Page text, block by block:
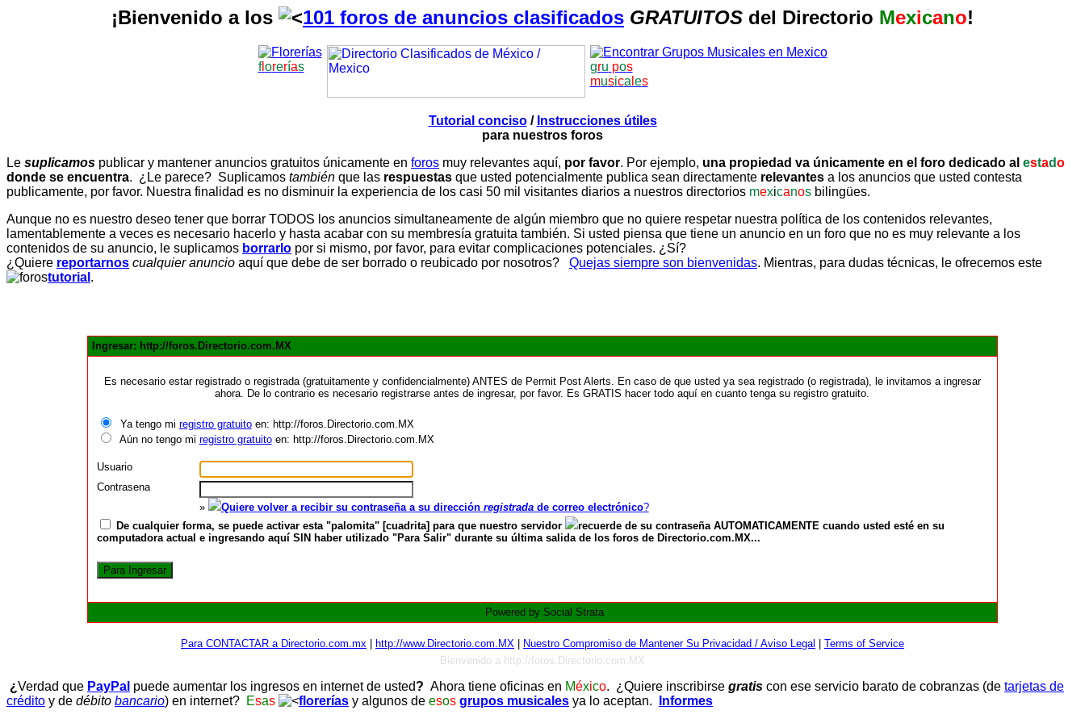
¡Bienvenido a los 101 foros de anuncios clasificados GRATUITOS del Directorio Mexicano!
florerías gru pos
musica es
Tutorial conciso/ Instrucciones útiles
para nuestros foros
Le suplicamos publicar y mantener anuncios gratuitos únicamente en foros muy relevantes aquí, por favor. Por ejemplo, una propiedad va únicamente en el foro dedicado al estado
donde se encuentra. ¿Le parece? Suplicamos también que las respuestas que usted potencialmente publica sean directamente relevantes a los anuncios que usted contesta
publicamente, por favor. Nuestra finalidad es no disminuir la experiencia de los casi 50 mil visitantes diarios a nuestros directorios mexicanos bilingües.
Aunque no es nuestro deseo tener que borrar TODOS los anuncios simultaneamente de algún miembro que no quiere respetar nuestra política de los contenidos relevantes,
lamentablemente a veces es necesario hacerlo y hasta acabar con su membresía gratuita también. Si usted piensa que tiene un anuncio en un foro que no es muy relevante a los
contenidos de su anuncio, le suplicamos borrarlo por si mismo, por favor, para evitar complicaciones potenciales. ¿Sí?
¿Quiere reportarnos cualquier anuncio aquí que debe de ser borrado o reubicado por nosotros? Quejas siempre son bienvenidas. Mientras, para dudas técnicas, le ofrecemos este
tutorial .
Ingresar: http://foros.Directorio.com.MX
Es necesario estar registrado o registrada (gratuitamente y confidencialmente) ANTES de Permit Post Alerts. En caso de que usted ya sea registrado (o registrada), le invitamos a ingresar
ahora. De lo contrario es necesario registrarse antes de ingresar, por favor. Es GRATIS hacer todo aquí en cuanto tenga su registro gratuito.
Ya tengo mi registro gratuitoen: http://foros.Directorio.com.MX
Aún no tengo mi registro gratuitoen: http://foros.Directorio.com.MX
Usuario
Contrasena
»
Quiere volver a recibir su contraseña a su dirección registradade correo electrónico?
De cualquier forma, se puede activar esta "palomita" [cuadrita] para que nuestro servidor
recuerde de su contraseña AUTOMATICAMENTE cuando usted esté en su
computadora actual e ingresando aquí SIN haber utilizado "Para Salir" durante su última salida de los foros de Directorio.com.MX...
Powered by Social Strata
Para CONTACTAR a Directorio.com.mx http://www.Directorio.com.MX Nuestro Compromiso de Mantener Su Privacidad / Aviso Legal
Terms of Service
Bienvenido a http://foros.Directorio.com.MX
¿Verdad que PayPal puede aumentar los ingresos en internet de usted? Ahora tiene oficinas en México. ¿Quiere inscribirse gratis con ese servicio barato de cobranzas (de tarjetas de
crédito y de débito bancario) en internet? Esas florerías y algunos de esos grupos musicales ya lo aceptan.
Informes